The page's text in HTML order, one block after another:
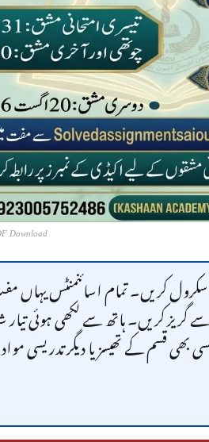
Download
سکرول کریں۔ تمام اسائنمنٹس یہاں
سے گریز کریں۔ ہاتھ سے لکھی ہوئی
قسم کے تھیسز یا دیگر تدریسی